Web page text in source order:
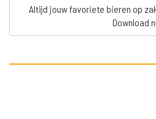
Altijd jouw favoriete bieren op
Download